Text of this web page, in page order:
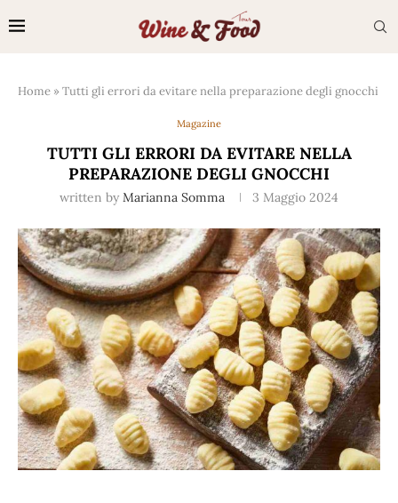
Home »Tutti gli errori da evitare nella preparazione degli gnocchi
Magazine
TUTTI GLI ERRORI DA EVITARE NELLA
PREPARAZIONE DEGLI GNOCCHI
written by Marianna Somma 3 Maggio 2024